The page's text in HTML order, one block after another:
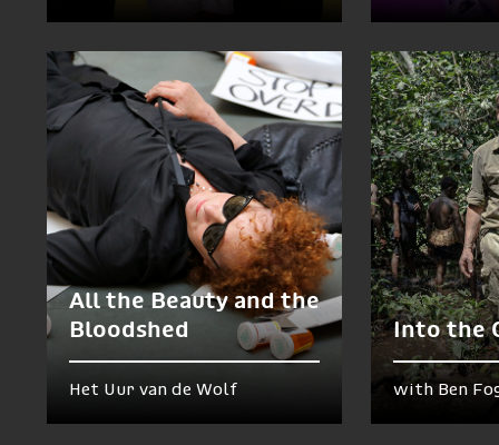
All the Beauty and the
Bloodshed
Het Uur van de Wolf
Into the
with Ben